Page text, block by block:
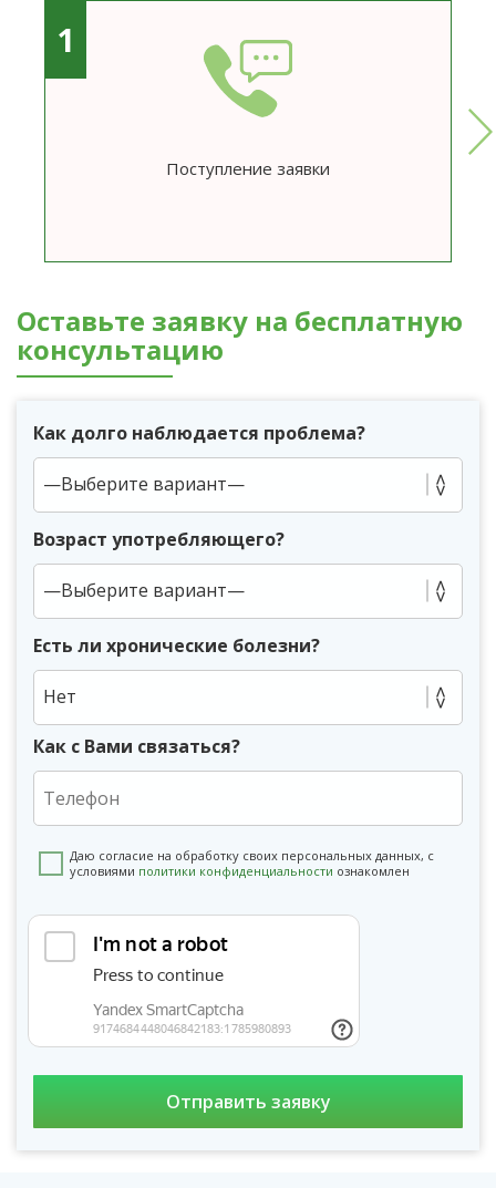
1
Поступление заявки
Оставьте заявку на бесплатную
консультацию
Как долго наблюдается проблема?
Возраст употребляющего?
Есть ли хронические болезни?
Нет
Как с Вами связаться?
Даю согласие на обработку своих персональных данных, с
условиями политики конфиденциальности ознакомлен